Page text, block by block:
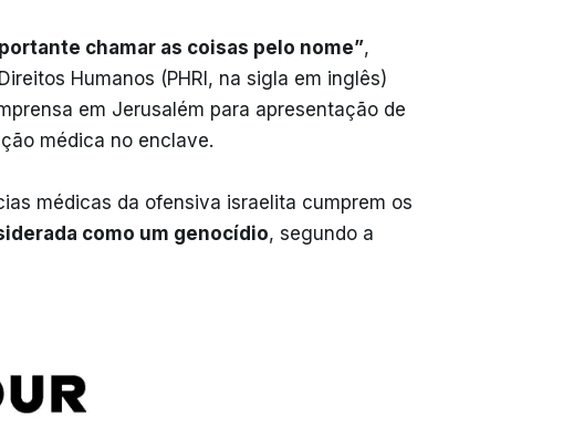
chamar as coisas pelo nome”,
Humanos (PHRI, na sigla em inglês)
em Jerusalém para apresentação de
médica no enclave.
médicas da ofensiva israelita cumprem os
como um genocídio, segundo a